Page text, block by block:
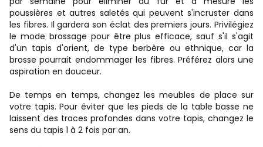
poussières et autres saletés qui peuvent s'incruster dans
les fibres. Il gardera son éclat des premiers jours. Privilégiez
le mode brossage pour être plus efficace, sauf s'il s'agit
d'un tapis d'orient, de type berbère ou ethnique, car la
brosse pourrait endommager les fibres. Préférez alors une
aspiration en douceur.
De temps en temps, changez les meubles de place sur
votre tapis. Pour éviter que les pieds de la table basse ne
laissent des traces profondes dans votre tapis, changez le
sens du tapis 1 à 2 fois par an.